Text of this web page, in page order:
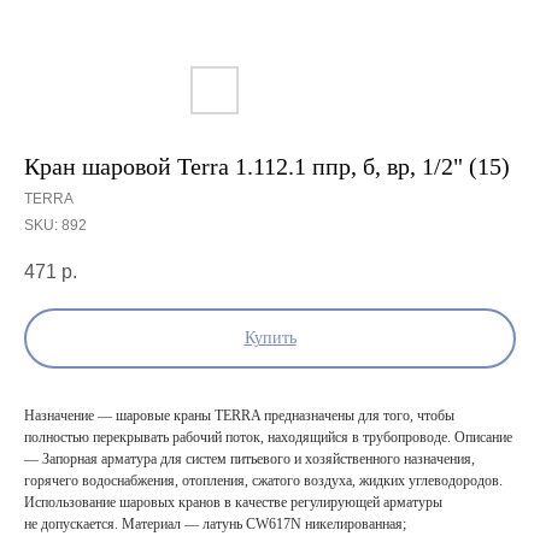
Кран шаровой Terra 1.112.1 ппр, б, вр, 1/2" (15)
TERRA
SKU: 892
471 р.
Купить
Назначение — шаровые краны TERRA предназначены для того, чтобы
полностью перекрывать рабочий поток, находящийся в трубопроводе. Описание
— Запорная арматура для систем питьевого и хозяйственного назначения,
горячего водоснабжения, отопления, сжатого воздуха, жидких углеводородов.
Использование шаровых кранов в качестве регулирующей арматуры
не допускается. Материал — латунь CW617N никелированная;